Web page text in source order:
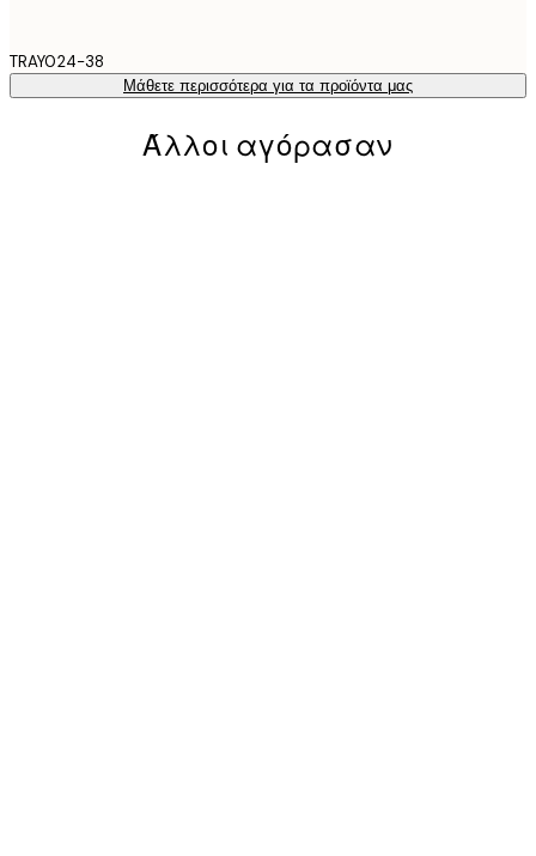
TRAY024-38
Μάθετε περισσότερα για τα προϊόντα μας
Άλλοι αγόρασαν